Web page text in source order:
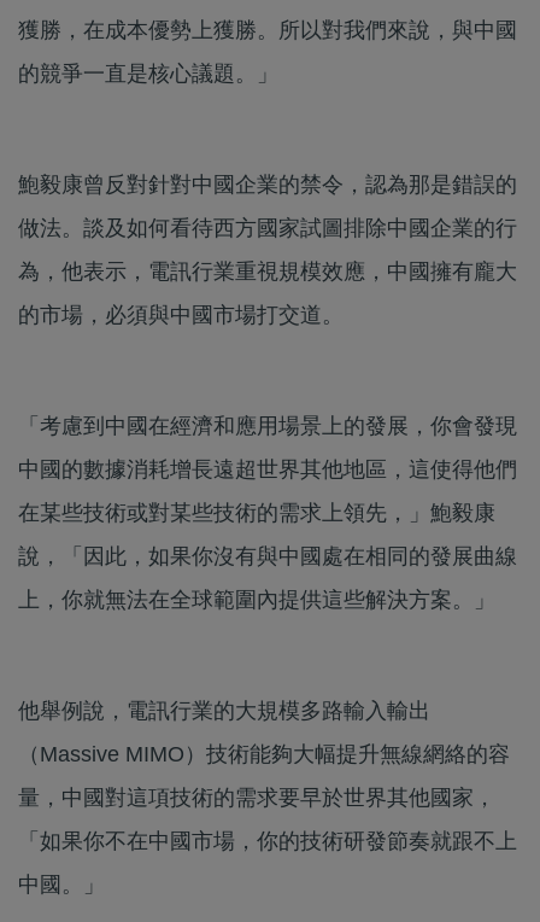
獲勝，在成本優勢上獲勝。所以對我們來說，與中國
的競爭一直是核心議題。」
鮑毅康曾反對針對中國企業的禁令，認為那是錯誤的
做法。談及如何看待西方國家試圖排除中國企業的行
為，他表示，電訊行業重視規模效應，中國擁有龐大
的市場，必須與中國市場打交道。
「考慮到中國在經濟和應用場景上的發展，你會發現
中國的數據消耗增長遠超世界其他地區，這使得他們
在某些技術或對某些技術的需求上領先，」鮑毅康
說，「因此，如果你沒有與中國處在相同的發展曲線
上，你就無法在全球範圍內提供這些解決方案。」
他舉例說，電訊行業的大規模多路輸入輸出
（Massive MIMO）技術能夠大幅提升無線網絡的容
量，中國對這項技術的需求要早於世界其他國家，
「如果你不在中國市場，你的技術研發節奏就跟不上
中國。」